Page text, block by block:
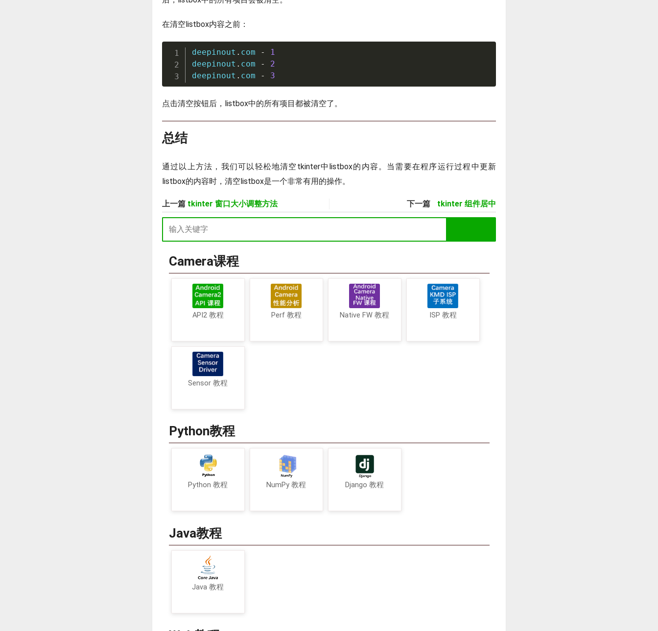
在清空listbox内容之前：
deepinout . com -
1
deepinout . com -
2
deepinout . com - 3
点击清空按钮后，listbox中的所有项目都被清空了。
总结
通过以上方法，我们可以轻松地清空tkinter中listbox的内容。当需要在程序运行过程中更新
listbox的内容时，清空listbox是一个非常有用的操作。
上一篇 tkinter 窗口大小调整方法 下一篇 tkinter 组件居中
Camera课程
API2 教程 Perf 教程 Native FW 教程 ISP 教程
Sensor 教程
Python教程
Python 教程 NumPy 教程 Django 教程
Java教程
Java 教程